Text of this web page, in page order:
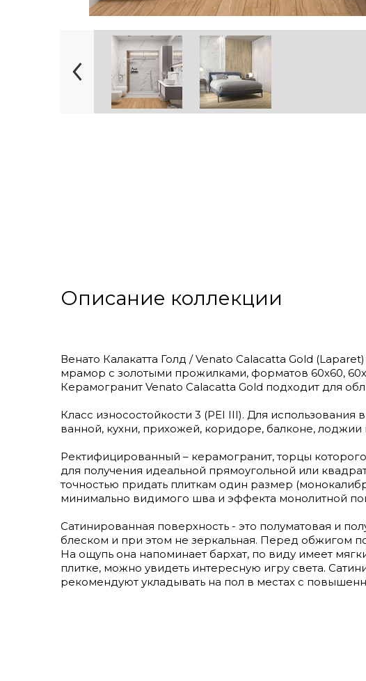
Описание коллекции
Венато Калакатта Голд / Venato Calacatta Gold
мрамор с золотыми прожилками, форматов 60х60,
Керамогранит Venato Calacatta Gold подходит для
Класс износостойкости 3 (PEI III). Для
ванной, кухни, прихожей, коридоре, балконе, лоджии
Ректифицированный – керамогранит, торцы
для получения идеальной прямоугольной или
точностью придать плиткам один размер
минимально видимого шва и эффекта монолитной
Сатинированная поверхность - это полуматовая и
блеском и при этом не зеркальная. Перед обжигом
На ощупь она напоминает бархат, по виду имеет
плитке, можно увидеть интересную игру света.
рекомендуют укладывать на пол в местах с